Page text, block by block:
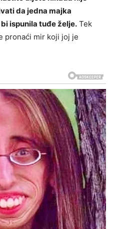
da jedna majka
ispunila tuđe želje. Tek
pronaći mir koji joj je